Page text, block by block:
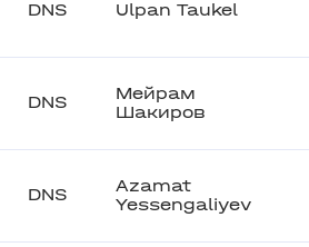
DNS Ulpan Taukel
DNS
Мейрам
Шакиров
DNS
Azamat
Yessengaliyev